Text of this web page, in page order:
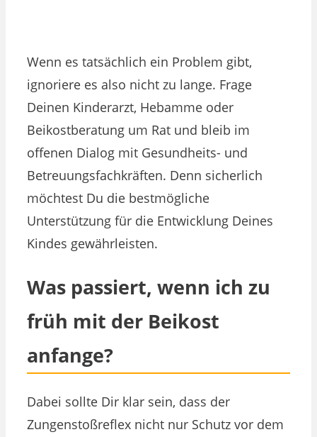
Wenn es tatsächlich ein Problem gibt,
ignoriere es also nicht zu lange. Frage
Deinen Kinderarzt, Hebamme oder
Beikostberatung um Rat und bleib im
offenen Dialog mit Gesundheits- und
Betreuungsfachkräften. Denn sicherlich
möchtest Du die bestmögliche
Unterstützung für die Entwicklung Deines
Kindes gewährleisten.
Was passiert, wenn ich zu
früh mit der Beikost
anfange?
Dabei sollte Dir klar sein, dass der
Zungenstoßreflex nicht nur Schutz vor dem